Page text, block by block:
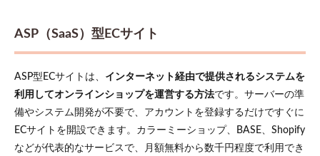
ASP（SaaS）型ECサイト
ASP型ECサイトは、 インターネット経由で提供されるシステムを
利用してオンラインショップを運営する方法です。サーバーの準
備やシステム開発が不要で、アカウントを登録するだけですぐに
ECサイトを開設できます。カラーミーショップ、BASE、Shopify
などが代表的なサービスで、月額無料から数千円程度で利用でき